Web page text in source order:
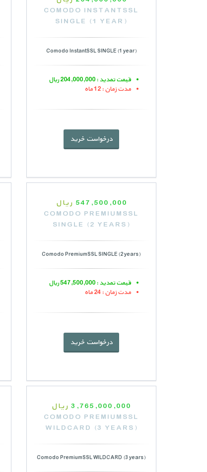
COMODO INSTANTSSL
SINGLE (1 YEAR)
Comodo InstantSSL SINGLE (1 year)
قیمت تمدید : 204,000,000 ریال
مدت زمان : 12 ماه
درخواست خرید
547,500,000 ریال
COMODO PREMIUMSSL
SINGLE (2 YEARS)
Comodo PremiumSSL SINGLE (2 years)
قیمت تمدید : 547,500,000 ریال
مدت زمان : 24 ماه
درخواست خرید
3,765,000,000 ریال
COMODO PREMIUMSSL
WILDCARD (3 YEARS)
Comodo PremiumSSL WILDCARD (3 years)